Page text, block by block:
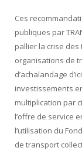
Ces
publiques par
pallier la crise des
organisations de
d’achalandage
investissements
multiplication par
l’offre de service
l’utilisation du
de transport